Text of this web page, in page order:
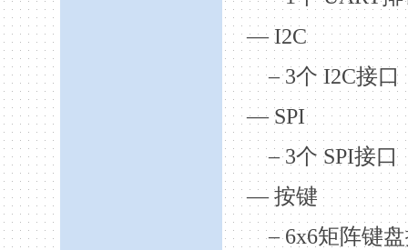
— I2C
– 3个 I2C接口
— SPI
– 3个 SPI接口
—按键
– 6x6矩阵键